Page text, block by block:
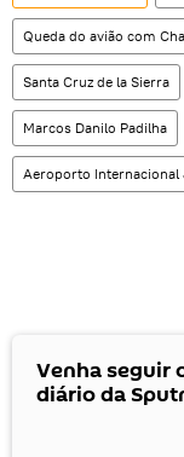
Queda do avião com
Santa Cruz de la Sierra
Marcos Danilo Padilha
Aeroporto Internacional
Venha seguir
diário da